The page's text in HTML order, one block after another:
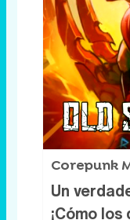
Corepunk
Un
¡Cómo